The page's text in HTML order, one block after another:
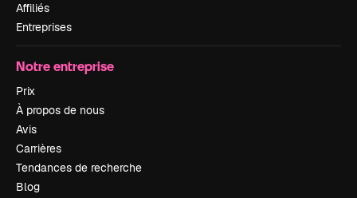
Affiliés
Entreprises
Notre entreprise
Prix
À propos de nous
Avis
Carrières
Tendances de recherche
Blog